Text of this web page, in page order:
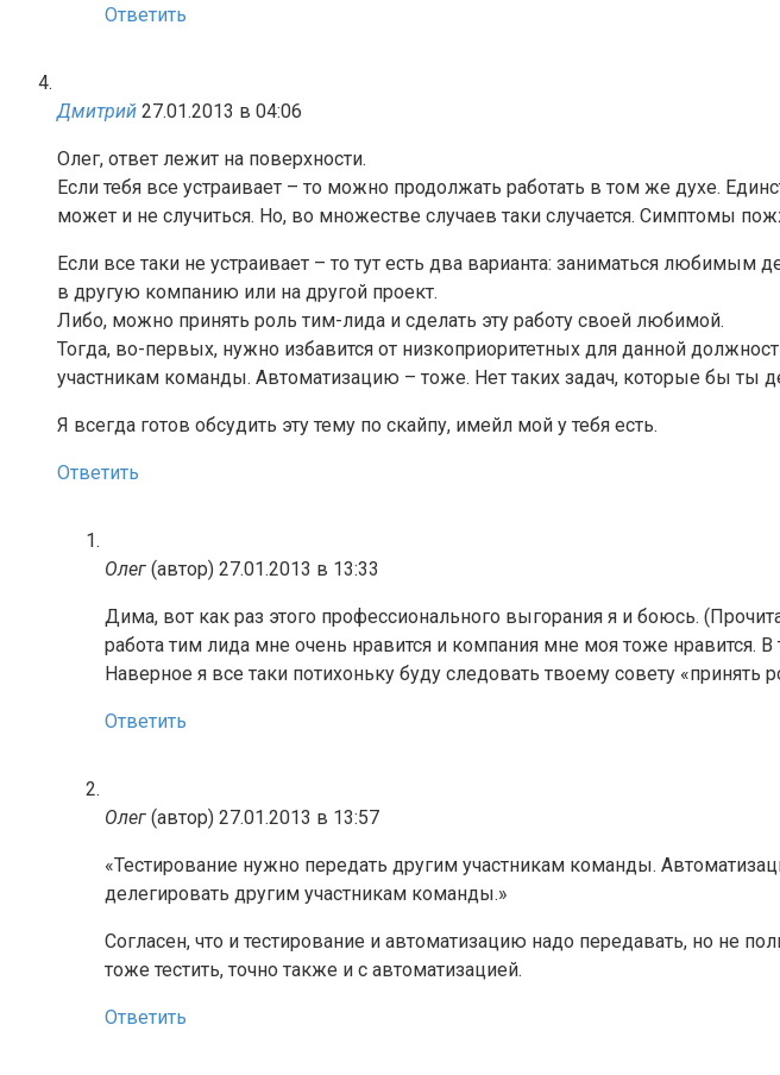
Ответить
Дмитрий 27.01.2013 в 04:06
Олег, ответ лежит на поверхности.
Если тебя все устраивает – то можно продолжать работать в том же духе.
может и не случиться. Но, во множестве случаев таки случается. Симптомы
Если все таки не устраивает – то тут есть два варианта: заниматься любимым
в другую компанию или на другой проект.
Либо, можно принять роль тим-лида и сделать эту работу своей любимой.
Тогда, во-первых, нужно избавится от низкоприоритетных для данной
участникам команды. Автоматизацию – тоже. Нет таких задач, которые бы
Я всегда готов обсудить эту тему по скайпу, имейл мой у тебя есть.
Ответить
Олег (автор) 27.01.2013 в 13:33
Дима, вот как раз этого профессионального выгорания я и боюсь.
работа тим лида мне очень нравится и компания мне моя тоже нравится.
Наверное я все таки потихоньку буду следовать твоему совету
Ответить
Олег (автор) 27.01.2013 в 13:57
«Тестирование нужно передать другим участникам команды.
делегировать другим участникам команды.»
Согласен, что и тестирование и автоматизацию надо передавать, но не
тоже тестить, точно также и с автоматизацией.
Ответить